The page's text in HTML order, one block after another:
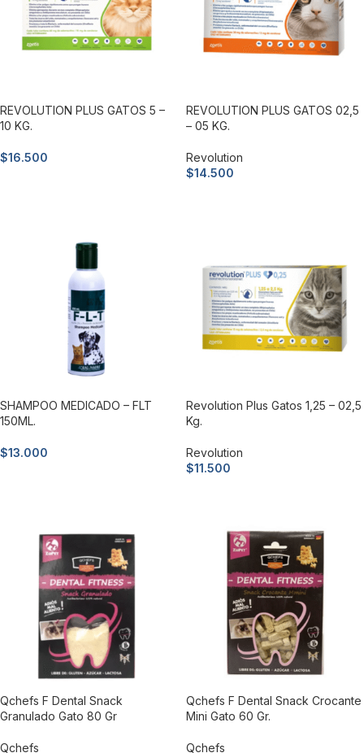
REVOLUTION PLUS GATOS 5 –
10 KG.
$16.500
REVOLUTION PLUS GATOS 02,5
– 05 KG.
Revolution
$14.500
SHAMPOO MEDICADO – FLT
150ML.
$13.000
Revolution Plus Gatos 1,25 – 02,5
Kg.
Revolution
$11.500
Qchefs F Dental Snack
Granulado Gato 80 Gr
Qchefs
Qchefs F Dental Snack Crocante
Mini Gato 60 Gr.
Qchefs